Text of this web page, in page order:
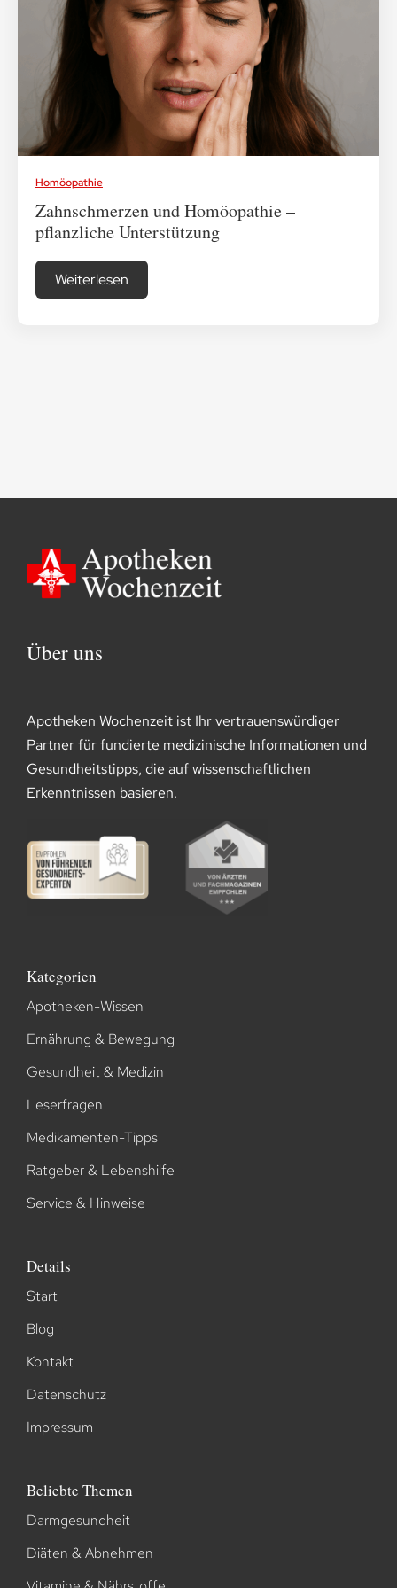
Medikamenten-Tipps
Ratgeber & Lebenshilfe
Homöopathie
Zahnschmerzen und Homöopathie –
pflanzliche Unterstützung
Weiterlesen
Über uns
Apotheken Wochenzeit ist Ihr vertrauenswürdiger
Partner für fundierte medizinische Informationen und
Gesundheitstipps, die auf wissenschaftlichen
Erkenntnissen basieren.
Kategorien
Apotheken-Wissen
Ernährung & Bewegung
Gesundheit & Medizin
Leserfragen
Medikamenten-Tipps
Ratgeber & Lebenshilfe
Service & Hinweise
Details
Start
Blog
Kontakt
Datenschutz
Impressum
Beliebte Themen
Darmgesundheit
Diäten & Abnehmen